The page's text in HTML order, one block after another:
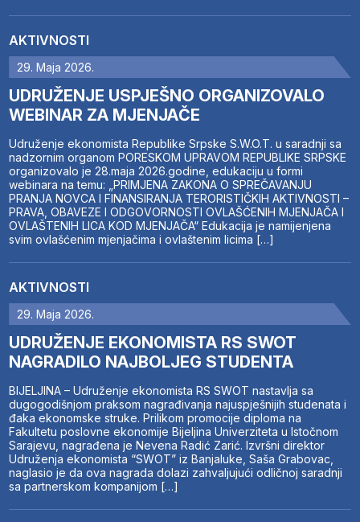
AKTIVNOSTI
29. Maja 2026.
UDRUŽENJE USPJEŠNO ORGANIZOVALO
WEBINAR ZA MJENJAČE
Udruženje ekonomista Republike Srpske S.W.O.T. u saradnji sa
nadzornim organom PORESKOM UPRAVOM REPUBLIKE SRPSKE
organizovalo je 28.maja 2026.godine, edukaciju u formi
webinara na temu: „PRIMJENA ZAKONA O SPREČAVANJU
PRANJA NOVCA I FINANSIRANJA TERORISTIČKIH AKTIVNOSTI –
PRAVA, OBAVEZE I ODGOVORNOSTI OVLAŠĆENIH MJENJAČA I
OVLAŠTENIH LICA KOD MJENJAČA“ Edukacija je namijenjena
svim ovlašćenim mjenjačima i ovlaštenim licima […]
AKTIVNOSTI
29. Maja 2026.
UDRUŽENJE EKONOMISTA RS SWOT
NAGRADILO NAJBOLJEG STUDENTA
BIJELJINA – Udruženje ekonomista RS SWOT nastavlja sa
dugogodišnjom praksom nagrađivanja najuspješnijih studenata i
đaka ekonomske struke. Prilikom promocije diploma na
Fakultetu poslovne ekonomije Bijeljina Univerziteta u Istočnom
Sarajevu, nagrađena je Nevena Radić Zarić. Izvršni direktor
Udruženja ekonomista “SWOT” iz Banjaluke, Saša Grabovac,
naglasio je da ova nagrada dolazi zahvaljujući odličnoj saradnji
sa partnerskom kompanijom […]